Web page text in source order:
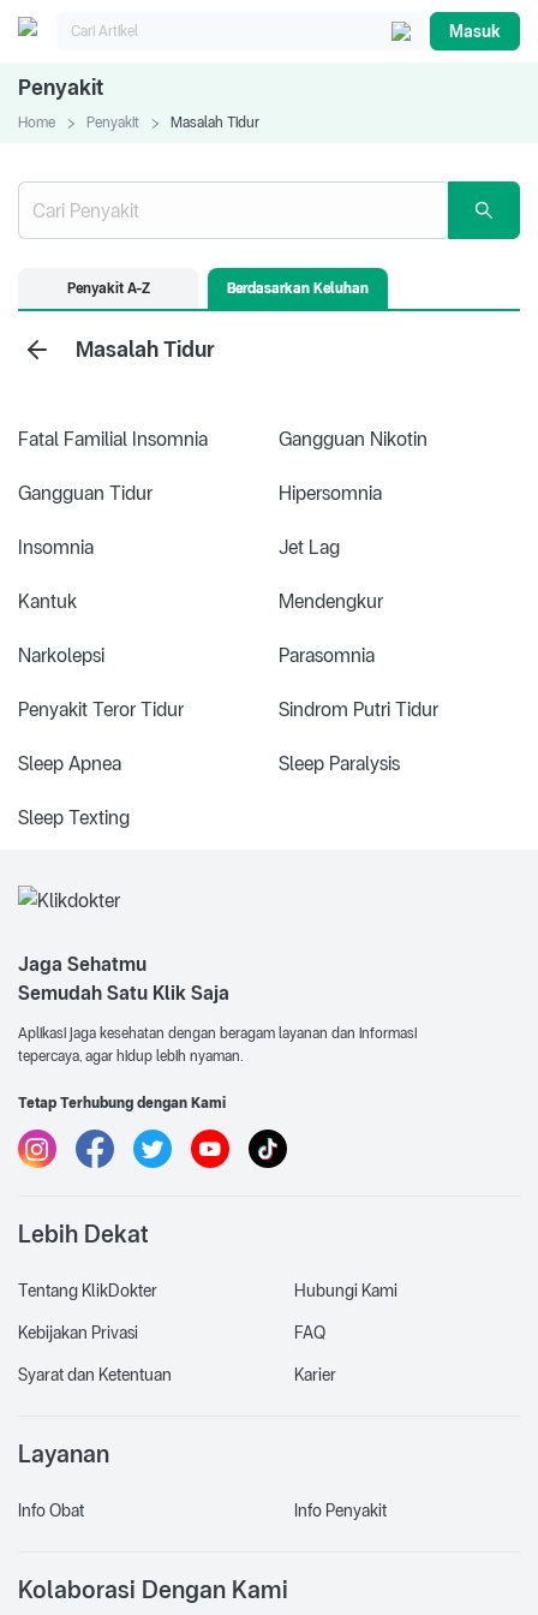
Masuk
Penyakit
Home Penyakit Masalah Tidur
Penyakit A-Z Berdasarkan Keluhan
Masalah Tidur
Fatal Familial Insomnia Gangguan Nikotin
Gangguan Tidur Hipersomnia
Insomnia Jet Lag
Kantuk Mendengkur
Narkolepsi Parasomnia
Penyakit Teror Tidur Sindrom Putri Tidur
Sleep Apnea Sleep Paralysis
Sleep Texting
Jaga Sehatmu
Semudah Satu Klik Saja
Aplikasi jaga kesehatan dengan beragam layanan dan informasi
tepercaya, agar hidup lebih nyaman.
Tetap Terhubung dengan Kami
Lebih Dekat
Tentang KlikDokter
Kebijakan Privasi
Syarat dan Ketentuan
Hubungi Kami
FAQ
Karier
Layanan
Info Obat Info Penyakit
Kolaborasi Dengan Kami